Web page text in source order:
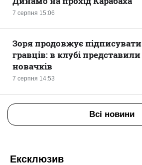
7 серпня 15:06
7 серпня 14:53
Зоря продовжує підписувати
гравців: в клубі представили
новачків
Всі новини
Ексклюзив